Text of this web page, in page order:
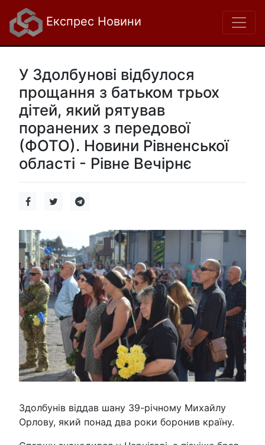
Експрес Новини
У Здолбунові відбулося
прощання з батьком трьох
дітей, який рятував
поранених з передової
(ФОТО). Новини Рівненської
області - Рівне Вечірнє
Здолбунів віддав шану 39-річному Михайлу
Орлову, який понад два роки боронив країну.